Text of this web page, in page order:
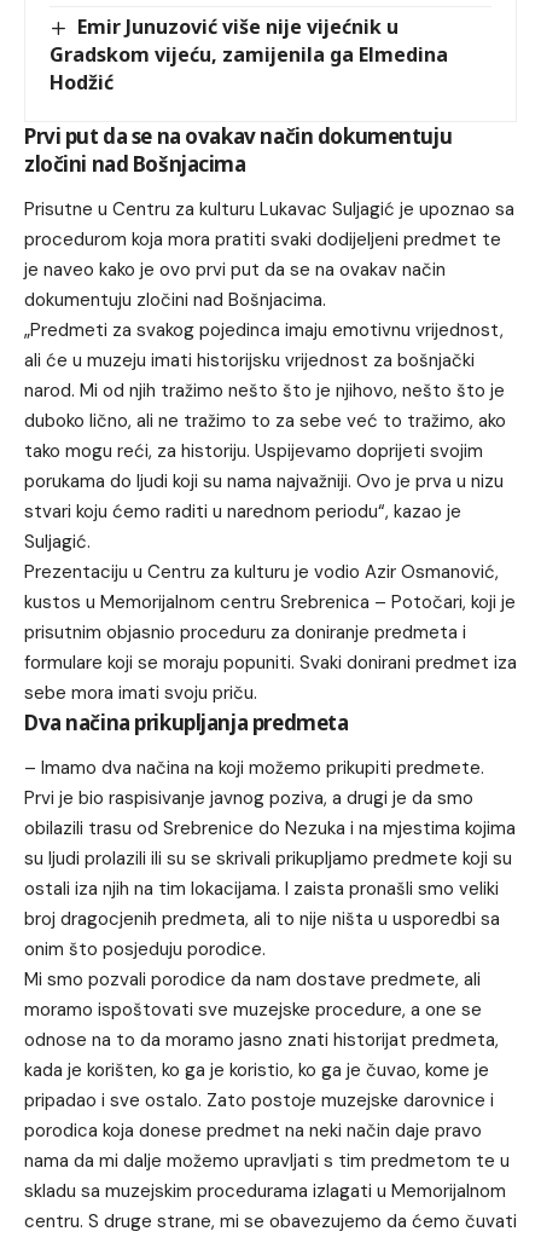
Emir Junuzović više nije vijećnik u
Gradskom vijeću, zamijenila ga Elmedina
Hodžić
Prvi put da se na ovakav način dokumentuju
zločini nad Bošnjacima
Prisutne u Centru za kulturu Lukavac Suljagić je upoznao sa
procedurom koja mora pratiti svaki dodijeljeni predmet te
je naveo kako je ovo prvi put da se na ovakav način
dokumentuju zločini nad Bošnjacima.
„Predmeti za svakog pojedinca imaju emotivnu vrijednost,
ali će u muzeju imati historijsku vrijednost za bošnjački
narod. Mi od njih tražimo nešto što je njihovo, nešto što je
duboko lično, ali ne tražimo to za sebe već to tražimo, ako
tako mogu reći, za historiju. Uspijevamo doprijeti svojim
porukama do ljudi koji su nama najvažniji. Ovo je prva u nizu
stvari koju ćemo raditi u narednom periodu“, kazao je
Suljagić.
Prezentaciju u Centru za kulturu je vodio Azir Osmanović,
kustos u Memorijalnom centru Srebrenica – Potočari, koji je
prisutnim objasnio proceduru za doniranje predmeta i
formulare koji se moraju popuniti. Svaki donirani predmet iza
sebe mora imati svoju priču.
Dva načina prikupljanja predmeta
– Imamo dva načina na koji možemo prikupiti predmete.
Prvi je bio raspisivanje javnog poziva, a drugi je da smo
obilazili trasu od Srebrenice do Nezuka i na mjestima kojima
su ljudi prolazili ili su se skrivali prikupljamo predmete koji su
ostali iza njih na tim lokacijama. I zaista pronašli smo veliki
broj dragocjenih predmeta, ali to nije ništa u usporedbi sa
onim što posjeduju porodice.
Mi smo pozvali porodice da nam dostave predmete, ali
moramo ispoštovati sve muzejske procedure, a one se
odnose na to da moramo jasno znati historijat predmeta,
kada je korišten, ko ga je koristio, ko ga je čuvao, kome je
pripadao i sve ostalo. Zato postoje muzejske darovnice i
porodica koja donese predmet na neki način daje pravo
nama da mi dalje možemo upravljati s tim predmetom te u
skladu sa muzejskim procedurama izlagati u Memorijalnom
centru. S druge strane, mi se obavezujemo da ćemo čuvati